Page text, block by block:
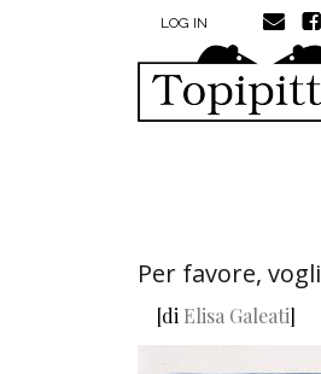
Skip to main contentMENU PROFILO
LOG IN
Per favore,
[di Elisa Galeati]